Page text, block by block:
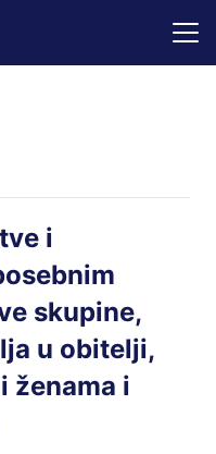
i
skupine,
u obitelji,
ženama i